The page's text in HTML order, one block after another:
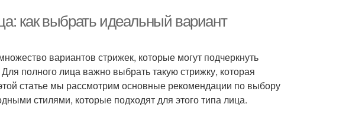
как выбрать идеальный вариант
вариантов стрижек, которые могут подчеркнуть
полного лица важно выбрать такую стрижку, которая
статье мы рассмотрим основные рекомендации по выбору
стилями, которые подходят для этого типа лица.